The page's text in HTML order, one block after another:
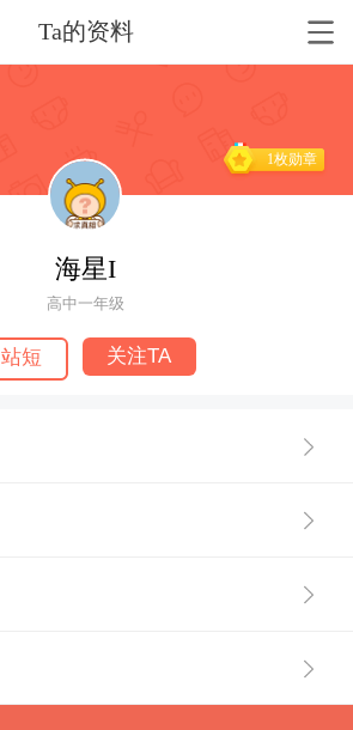
Ta的资料
1枚勋章
海星I
高中一年级
站短 关注TA